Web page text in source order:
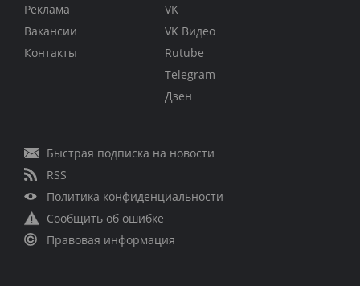
Реклама
Вакансии
Контакты
VK
VK Видео
Rutube
Telegram
Дзен
Быстрая подписка на новости
RSS
Политика конфиденциальности
Сообщить об ошибке
Правовая информация